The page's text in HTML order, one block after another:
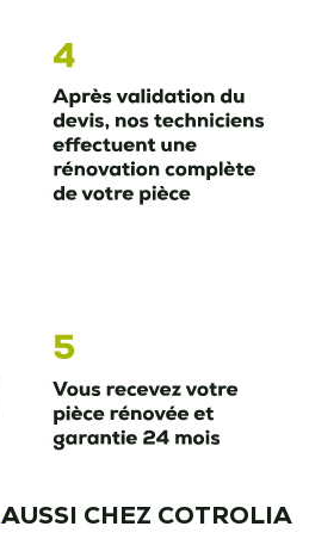
AUSSI CHEZ COTROLIA